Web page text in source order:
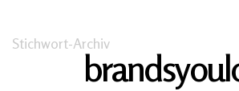
Stichwort-Archiv